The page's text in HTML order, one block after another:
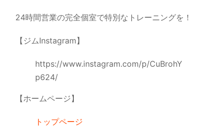
24時間営業の完全個室で特別なトレーニングを！
【ジムInstagram】
https://www.instagram.com/p/CuBrohY
p624/
【ホームページ】
トップページ